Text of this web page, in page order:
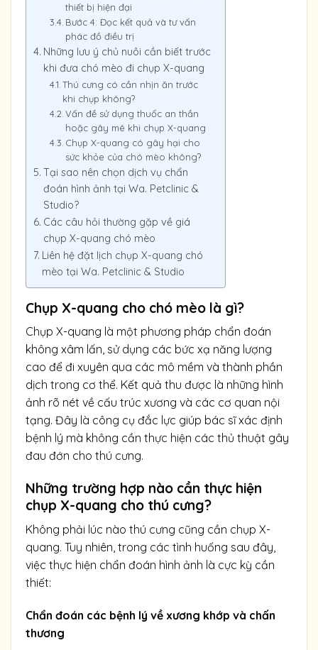
thiết bị hiện đại
Bước 4: Đọc kết quả và tư vấn
phác đồ điều trị
Những lưu ý chủ nuôi cần biết trước
khi đưa chó mèo đi chụp X-quang
Thú cưng có cần nhịn ăn trước
khi chụp không?
Vấn đề sử dụng thuốc an thần
hoặc gây mê khi chụp X-quang
Chụp X-quang có gây hại cho
sức khỏe của chó mèo không?
Tại sao nên chọn dịch vụ chẩn
đoán hình ảnh tại Wa. Petclinic &
Studio?
Các câu hỏi thường gặp về giá
chụp X-quang chó mèo
Liên hệ đặt lịch chụp X-quang chó
mèo tại Wa. Petclinic & Studio
Chụp X-quang cho chó mèo là gì?
Chụp X-quang là một phương pháp chẩn đoán
không xâm lấn, sử dụng các bức xạ năng lượng
cao để đi xuyên qua các mô mềm và thành phần
dịch trong cơ thể. Kết quả thu được là những hình
ảnh rõ nét về cấu trúc xương và các cơ quan nội
tạng. Đây là công cụ đắc lực giúp bác sĩ xác định
bệnh lý mà không cần thực hiện các thủ thuật gây
đau đớn cho thú cưng.
Những trường hợp nào cần thực hiện
chụp X-quang cho thú cưng?
Không phải lúc nào thú cưng cũng cần chụp X-
quang. Tuy nhiên, trong các tình huống sau đây,
việc thực hiện chẩn đoán hình ảnh là cực kỳ cần
thiết:
Chẩn đoán các bệnh lý về xương khớp và chấn
thương